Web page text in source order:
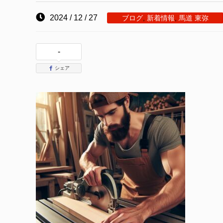
2024 / 12 / 27 ブログ 新着情報 馬道 東弥
-
シェア